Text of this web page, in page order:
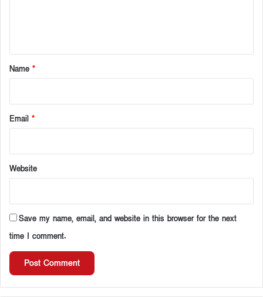
*
Name *
Email *
Website
Save my name, email, and website in this browser for the next
time I comment.